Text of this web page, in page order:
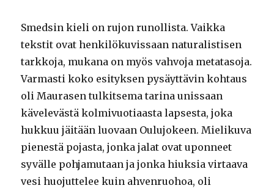
Smedsin kieli on rujon runollista. Vaikka
tekstit ovat henkilökuvissaan naturalistisen
tarkkoja, mukana on myös vahvoja metatasoja.
Varmasti koko esityksen pysäyttävin kohtaus
oli Maurasen tulkitsema tarina unissaan
kävelevästä kolmivuotiaasta lapsesta, joka
hukkuu jäitään luovaan Oulujokeen. Mielikuva
pienestä pojasta, jonka jalat ovat uponneet
syvälle pohjamutaan ja jonka hiuksia virtaava
vesi huojuttelee kuin ahvenruohoa, oli